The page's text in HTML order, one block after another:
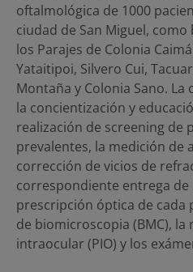
oftalmológica de 1000
ciudad de San Miguel,
los Parajes de Colonia
Yataitipoi, Silvero Cui,
Montaña y Colonia Sano.
la concientización y
realización de screening de
prevalentes, la medición de
corrección de vicios de
correspondiente entrega de
prescripción óptica de cada
de biomicroscopia (BMC),
intraocular (PIO) y los